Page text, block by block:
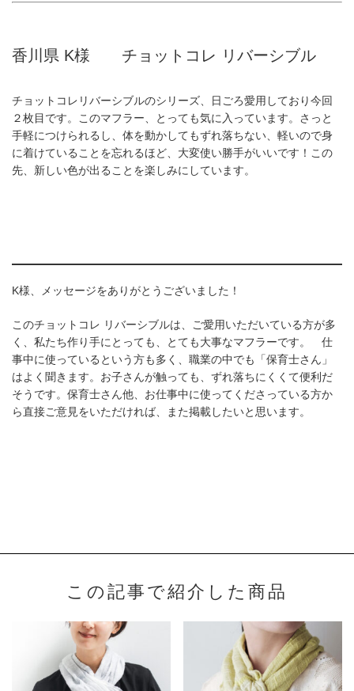
香川県 K様 チョットコレ リバーシブル
チョットコレリバーシブルのシリーズ、日ごろ愛用しており今回
２枚目です。このマフラー、とっても気に入っています。さっと
手軽につけられるし、体を動かしてもずれ落ちない、軽いので身
に着けていることを忘れるほど、大変使い勝手がいいです！この
先、新しい色が出ることを楽しみにしています。
K様、メッセージをありがとうございました！
このチョットコレ リバーシブルは、ご愛用いただいている方が多
く、私たち作り手にとっても、とても大事なマフラーです。 仕
事中に使っているという方も多く、職業の中でも「保育士さん」
はよく聞きます。お子さんが触っても、ずれ落ちにくくて便利だ
そうです。保育士さん他、お仕事中に使ってくださっている方か
ら直接ご意見をいただければ、また掲載したいと思います。
この記事で紹介した商品